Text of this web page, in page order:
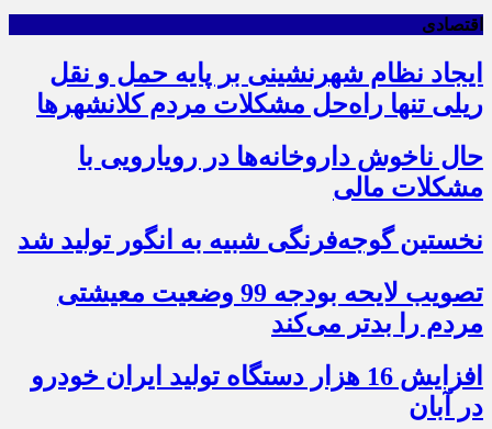
اقتصادی
ایجاد نظام شهرنشینی بر پایه حمل و نقل
ریلی تنها راه‌حل مشکلات مردم کلانشهرها
حال ناخوش داروخانه‌ها در رویارویی با
مشکلات مالی
نخستین گوجه‌فرنگی شبیه به انگور تولید شد
تصویب لایحه بودجه 99 وضعیت معیشتی
مردم را بدتر می‌کند
افزایش 16 هزار دستگاه تولید ایران خودرو
در آبان